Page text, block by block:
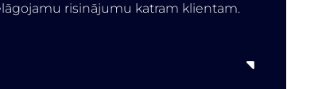
risinājumu katram klientam.